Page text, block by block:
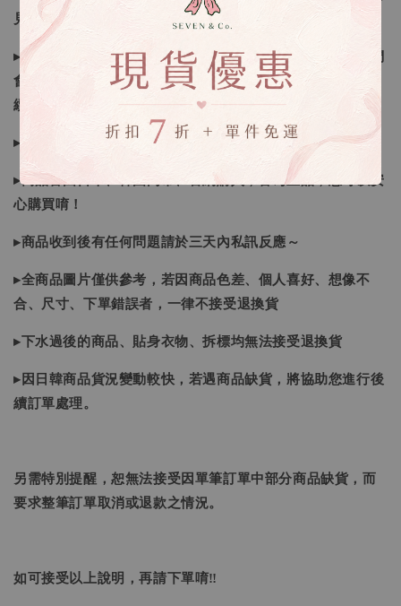
見諒
▸因日本商品貨況和價格是浮動的，若遇到缺貨或者調價我們
會視情況等待下單，若您想要知道即時貨況還請主動聯繫後
續喔
▸如遇缺斷貨情形會再另行告知，請注意訊息及信箱收件
▸商品皆由日本、韓國門市、官網購入，皆為正品，您可以安
心購買唷！
▸商品收到後有任何問題請於三天內私訊反應～
▸全商品圖片僅供參考，若因商品色差、個人喜好、想像不
合、尺寸、下單錯誤者，一律不接受退換貨
▸下水過後的商品、貼身衣物、拆標均無法接受退換貨
▸因日韓商品貨況變動較快，若遇商品缺貨，將協助您進行後
續訂單處理。
另需特別提醒，恕無法接受因單筆訂單中部分商品缺貨，而
要求整筆訂單取消或退款之情況。
如可接受以上說明，再請下單唷‼